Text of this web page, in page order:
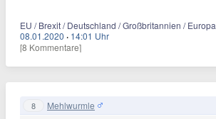
EU / Brexit / Deutschland / Großbritannien / Europa
08.01.2020 · 14:01 Uhr
[8 Kommentare]
8 Mehlwurmle